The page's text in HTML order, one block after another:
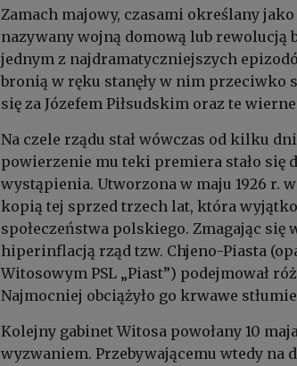
Zamach majowy, czasami określany
nazywany wojną domową lub rewolucją
jednym z najdramatyczniejszych
bronią w ręku stanęły w nim przeciwko
się za Józefem Piłsudskim oraz te
Na czele rządu stał wówczas od kilku
powierzenie mu teki premiera stało się
wystąpienia. Utworzona w maju 1926 r.
kopią tej sprzed trzech lat, która
społeczeństwa polskiego. Zmagając się
hiperinflacją rząd tzw. Chjeno-Piasta
Witosowym PSL „Piast”) podejmował
Najmocniej obciążyło go krwawe
Kolejny gabinet Witosa powołany 10
wyzwaniem. Przebywającemu wtedy na